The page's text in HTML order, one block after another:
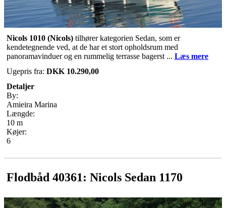
Nicols 1010 (Nicols) tilhører kategorien Sedan, som er
kendetegnende ved, at de har et stort opholdsrum med
panoramavinduer og en rummelig terrasse bagerst ... Læs mere
Ugepris fra: DKK 10.290,00
Detaljer
By:
Amieira Marina
Længde:
10 m
Køjer:
6
Flodbåd 40361: Nicols Sedan 1170